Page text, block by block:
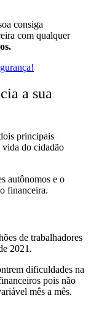
consiga
com qualquer
a sua
principais
do cidadão
autônomos e o
financeira.
de trabalhadores
2021.
dificuldades na
pois não
mês a mês.